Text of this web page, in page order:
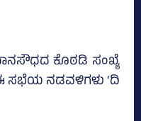
ಕೊಠಡಿ ಸಂಖ್ಯೆ
ಈ ಸಭೆಯ ನಡವಳಿಗಳು ‘ದಿ